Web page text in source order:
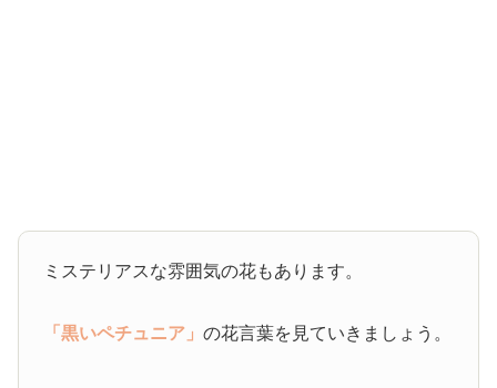
ミステリアスな雰囲気の花もあります。
「黒いペチュニア」の花言葉を見ていきましょう。